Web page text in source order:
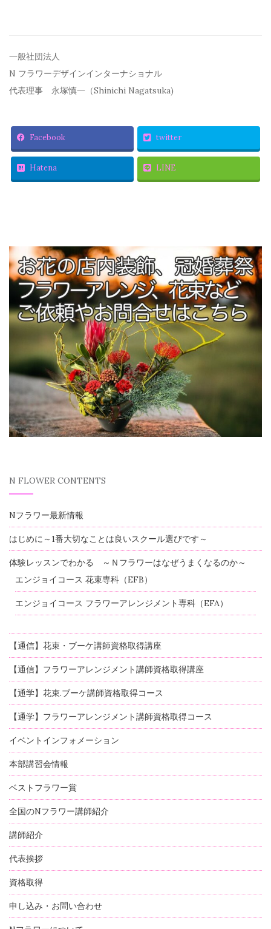
一般社団法人
N フラワーデザインインターナショナル
代表理事 永塚慎一（Shinichi Nagatsuka)
Facebook twitter
Hatena LINE
N FLOWER CONTENTS
Nフラワー最新情報
はじめに～1番大切なことは良いスクール選びです～
体験レッスンでわかる ～Ｎフラワーはなぜうまくなるのか～
エンジョイコース 花束専科（EFB）
エンジョイコース フラワーアレンジメント専科（EFA）
【通信】花束・ブーケ講師資格取得講座
【通信】フラワーアレンジメント講師資格取得講座
【通学】花束.ブーケ講師資格取得コース
【通学】フラワーアレンジメント講師資格取得コース
イベントインフォメーション
本部講習会情報
ベストフラワー賞
全国のNフラワー講師紹介
講師紹介
代表挨拶
資格取得
申し込み・お問い合わせ